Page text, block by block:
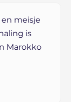
meisje
is
Marokko